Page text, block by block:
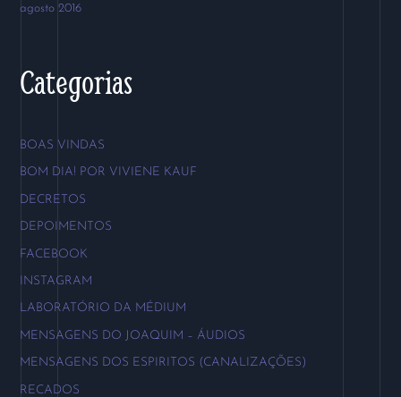
agosto 2016
Categorias
BOAS VINDAS
BOM DIA! POR VIVIENE KAUF
DECRETOS
DEPOIMENTOS
FACEBOOK
INSTAGRAM
LABORATÓRIO DA MÉDIUM
MENSAGENS DO JOAQUIM – ÁUDIOS
MENSAGENS DOS ESPIRITOS (CANALIZAÇÕES)
RECADOS